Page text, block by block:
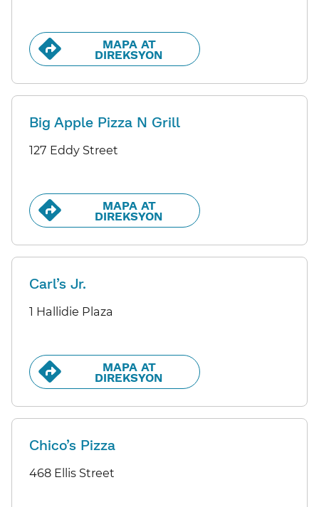
MAPA AT
DIREKSYON​​
Big Apple Pizza N Grill
127 Eddy Street
MAPA AT
DIREKSYON​​
Carl’s Jr.
1 Hallidie Plaza
MAPA AT
DIREKSYON​​
Chico’s Pizza
468 Ellis Street